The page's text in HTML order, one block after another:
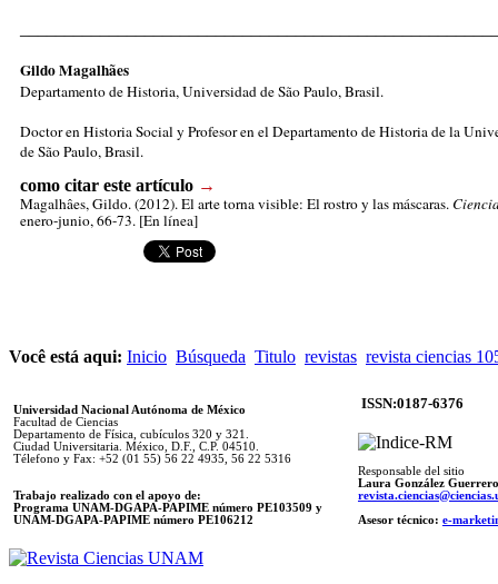
Gildo Magalhães
Departamento de Historia, Universidad de São Paulo, Brasil.
Doctor en Historia Social y Profesor en el Departamento de Historia de la
de São Paulo, Brasil.
como citar este artículo →
Magalhâes, Gildo. (2012). El arte torna visible: El rostro y las máscaras.
enero-junio, 66-73. [En línea]
Você está aqui: Inicio Búsqueda Titulo revistas revista ciencias
Universidad Nacional Autónoma de México
Facultad de Ciencias
Departamento de Física, cubículos 320 y 321.
Ciudad Universitaria. México, D.F., C.P. 04510.
Télefono y Fax: +52 (01 55) 56 22 4935, 56 22 5316
Trabajo realizado con el apoyo de:
Programa UNAM-DGAPA-PAPIME número PE103509 y
UNAM-DGAPA-PAPIME número PE106212
ISSN:0187-6376
Responsable del sitio
Laura González Guerrero
Asesor técnico: e-